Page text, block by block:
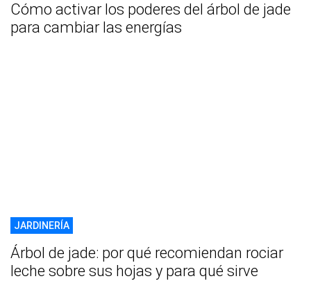
Cómo activar los poderes del árbol de jade
para cambiar las energías
JARDINERÍA
Árbol de jade: por qué recomiendan rociar
leche sobre sus hojas y para qué sirve